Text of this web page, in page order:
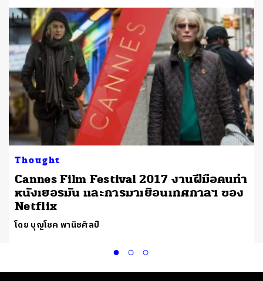
Thought
Cannes Film Festival 2017 งานฝีมือคนทำ
หนังเยอรมัน และการมาเยือนเทศกาลฯ ของ
Netflix
โดย บุญโชค พานิชศิลป์